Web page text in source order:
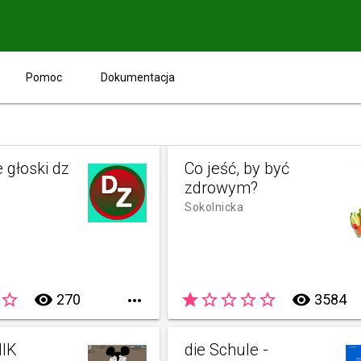
Pomoc Dokumentacja
dz
star_border remove_red_eye 270 
Co jeść, by być
zdrowym?
Sokolnicka
starstar_borderstar_borderstar_borderstar_border remove_red_eye 3584
die Schule -